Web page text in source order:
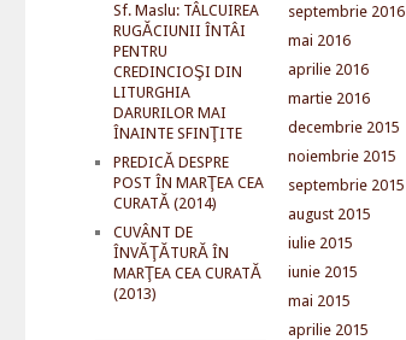
Sf. Maslu: TÂLCUIREA
RUGĂCIUNII ÎNTÂI
PENTRU
CREDINCIOŞI DIN
LITURGHIA
DARURILOR MAI
ÎNAINTE SFINŢITE
PREDICĂ DESPRE
POST ÎN MARŢEA CEA
CURATĂ (2014)
CUVÂNT DE
ÎNVĂŢĂTURĂ ÎN
MARŢEA CEA CURATĂ
(2013)
septembrie 2016
mai 2016
aprilie 2016
martie 2016
decembrie 2015
noiembrie 2015
septembrie 2015
august 2015
iulie 2015
iunie 2015
mai 2015
aprilie 2015